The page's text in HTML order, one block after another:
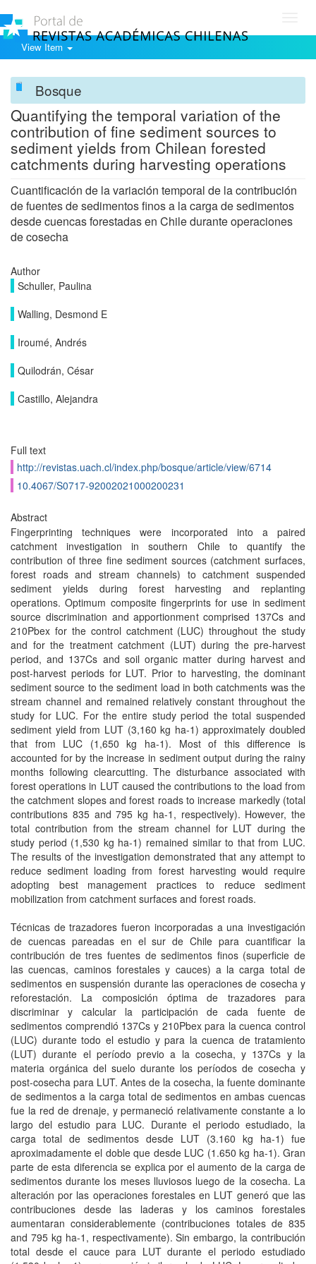
View Item
Bosque
Quantifying the temporal variation of the
contribution of fine sediment sources to
sediment yields from Chilean forested
catchments during harvesting operations
Cuantificación de la variación temporal de la contribución
de fuentes de sedimentos finos a la carga de sedimentos
desde cuencas forestadas en Chile durante operaciones
de cosecha
Author
Schuller, Paulina
Walling, Desmond E
Iroumé, Andrés
Quilodrán, César
Castillo, Alejandra
Full text
http://revistas.uach.cl/index.php/bosque/article/view/6714
10.4067/S0717-92002021000200231
Abstract
Fingerprinting techniques were incorporated into a paired
catchment investigation in southern Chile to quantify the
contribution of three fine sediment sources (catchment surfaces,
forest roads and stream channels) to catchment suspended
sediment yields during forest harvesting and replanting
operations. Optimum composite fingerprints for use in sediment
source discrimination and apportionment comprised 137Cs and
210Pbex for the control catchment (LUC) throughout the study
and for the treatment catchment (LUT) during the pre-harvest
period, and 137Cs and soil organic matter during harvest and
post-harvest periods for LUT. Prior to harvesting, the dominant
sediment source to the sediment load in both catchments was the
stream channel and remained relatively constant throughout the
study for LUC. For the entire study period the total suspended
sediment yield from LUT (3,160 kg ha-1) approximately doubled
that from LUC (1,650 kg ha-1). Most of this difference is
accounted for by the increase in sediment output during the rainy
months following clearcutting. The disturbance associated with
forest operations in LUT caused the contributions to the load from
the catchment slopes and forest roads to increase markedly (total
contributions 835 and 795 kg ha-1, respectively). However, the
total contribution from the stream channel for LUT during the
study period (1,530 kg ha-1) remained similar to that from LUC.
The results of the investigation demonstrated that any attempt to
reduce sediment loading from forest harvesting would require
adopting best management practices to reduce sediment
mobilization from catchment surfaces and forest roads.
Técnicas de trazadores fueron incorporadas a una investigación
de cuencas pareadas en el sur de Chile para cuantificar la
contribución de tres fuentes de sedimentos finos (superficie de
las cuencas, caminos forestales y cauces) a la carga total de
sedimentos en suspensión durante las operaciones de cosecha y
reforestación. La composición óptima de trazadores para
discriminar y calcular la participación de cada fuente de
sedimentos comprendió 137Cs y 210Pbex para la cuenca control
(LUC) durante todo el estudio y para la cuenca de tratamiento
(LUT) durante el período previo a la cosecha, y 137Cs y la
materia orgánica del suelo durante los períodos de cosecha y
post-cosecha para LUT. Antes de la cosecha, la fuente dominante
de sedimentos a la carga total de sedimentos en ambas cuencas
fue la red de drenaje, y permaneció relativamente constante a lo
largo del estudio para LUC. Durante el periodo estudiado, la
carga total de sedimentos desde LUT (3.160 kg ha-1) fue
aproximadamente el doble que desde LUC (1.650 kg ha-1). Gran
parte de esta diferencia se explica por el aumento de la carga de
sedimentos durante los meses lluviosos luego de la cosecha. La
alteración por las operaciones forestales en LUT generó que las
contribuciones desde las laderas y los caminos forestales
aumentaran considerablemente (contribuciones totales de 835
and 795 kg ha-1, respectivamente). Sin embargo, la contribución
total desde el cauce para LUT durante el periodo estudiado